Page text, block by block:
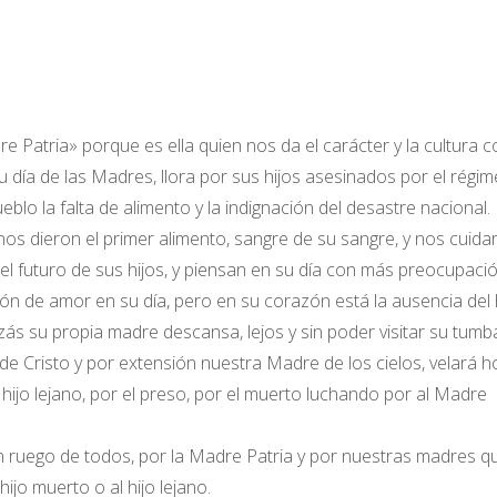
Patria» porque es ella quien nos da el carácter y la cultura
de las Madres, llora por sus hijos asesinados por el
la falta de alimento y la indignación del desastre nacional.
dieron el primer alimento, sangre de su sangre, y nos
futuro de sus hijos, y piensan en su día con más
de amor en su día, pero en su corazón está la ausencia del
su propia madre descansa, lejos y sin poder visitar su
Cristo y por extensión nuestra Madre de los cielos, velará
lejano, por el preso, por el muerto luchando por al Madre
ruego de todos, por la Madre Patria y por nuestras madres
muerto o al hijo lejano.